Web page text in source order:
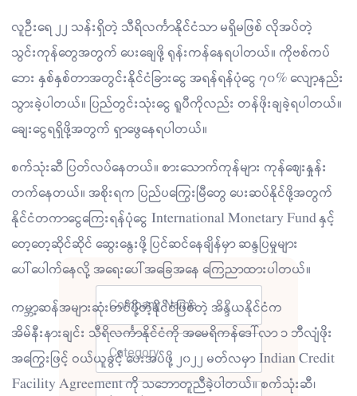
လူဦးရေ ၂၂ သန်းရှိတဲ့ သီရိလင်္ကာနိုင်ငံသာ မရှိမဖြစ် လိုအပ်တဲ့
သွင်းကုန်တွေအတွက် ပေးချေဖို့ ရုန်းကန်နေရပါတယ်။ ကိုဗစ်ကပ်
ဘေး နှစ်နှစ်တာအတွင်းနိုင်ငံခြားငွေ အရန်ရန်ပုံငွေ ၇၀% လျော့နည်း
သွားခဲ့ပါတယ်။ ပြည်တွင်းသုံးငွေ ရူပီကိုလည်း တန်ဖိုးချခဲ့ရပါတယ်။
ချေးငွေရရှိဖို့အတွက် ရှာဖွေနေရပါတယ်။
စက်သုံးဆီ ပြတ်လပ်နေတယ်။ စားသောက်ကုန်များ ကုန်ဈေးနှုန်း
တက်နေတယ်။ အစိုးရက ပြည်ပကြွေးမြီတွေ ပေးဆပ်နိုင်ဖို့အတွက်
နိုင်ငံတကာငွေကြေးရန်ပုံငွေ International Monetary Fund နှင့်
တေ့တေ့ဆိုင်ဆိုင် ဆွေးနွေးဖို့ ပြင်ဆင်နေချိန်မှာ ဆန္ဒပြမှုများ
ပေါ်ပေါက်နေလို့ အရေးပေါ်အခြေအနေ ကြေညာထားပါတယ်။
ကမ္ဘာ့ဆန်အများဆုံးတင်ပို့တဲ့နိုင်ငံဖြစ်တဲ့ အိန္ဒိယနိုင်ငံက
အိမ်နီးနားချင်း သီရိလင်္ကာနိုင်ငံကို အမေရိကန်ဒေါ်လာ ၁ ဘီလျံဖိုး
အကြွေးဖြင့် ဝယ်ယူခွင့် ပေးအပ်ဖို့ ၂၀၂၂ မတ်လမှာ Indian Credit
Facility Agreement ကို သဘောတူညီခဲ့ပါတယ်။ စက်သုံးဆီ၊